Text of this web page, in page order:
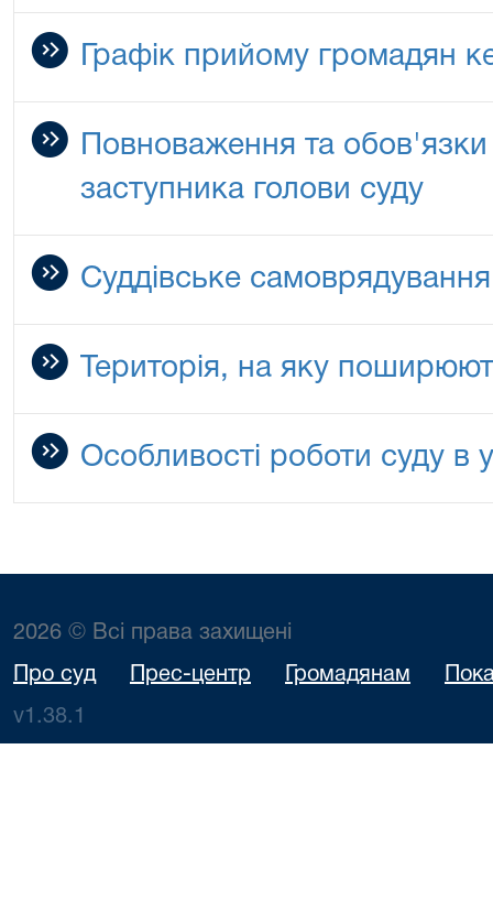
Графік прийому громадян
Повноваження та обов'язки
заступника голови суду
Суддівське самоврядування
Територія, на яку
Особливості роботи суду в
2026 © Всі права захищені
Про суд Прес-центр Громадянам
v1.38.1